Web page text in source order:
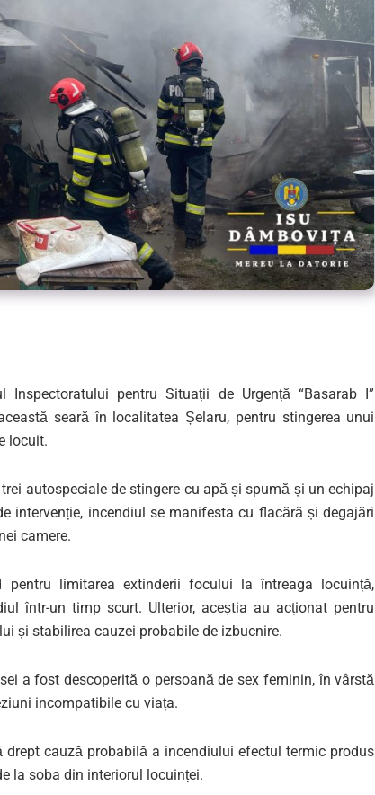
pentru Situații de Urgență “Basarab I”
seară în localitatea Șelaru, pentru stingerea unui
locuit.
autospeciale de stingere cu apă și spumă și un echipaj
intervenție, incendiul se manifesta cu flacără și degajări
camere.
pentru limitarea extinderii focului la întreaga locuință,
într-un timp scurt. Ulterior, aceștia au acționat pentru
și stabilirea cauzei probabile de izbucnire.
a fost descoperită o persoană de sex feminin, în vârstă
incompatibile cu viața.
drept cauză probabilă a incendiului efectul termic produs
la soba din interiorul locuinței.